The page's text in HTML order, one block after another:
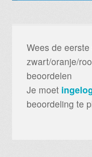
Wees de
zwart/oranje/
beoordelen
Je moet
beoordeling te